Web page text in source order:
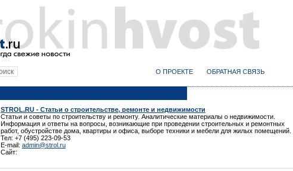
О ПРОЕКТЕ ОБРАТНАЯ СВЯЗЬ
STROL.RU - Статьи о строительстве, ремонте и недвижимости
Статьи и советы по строительству и ремонту. Аналитические материалы о недвижимости.
Информация и ответы на вопросы, возникающие при проведении строительных и ремонтных
работ, обустройстве дома, квартиры и офиса, выборе техники и мебели для жилых помещений.
Тел: +7 (495) 223-09-53
E-mail: admin@strol.ru
Сайт: